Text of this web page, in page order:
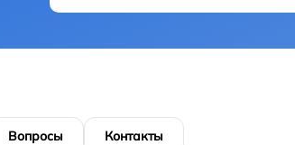
Вопросы Контакты